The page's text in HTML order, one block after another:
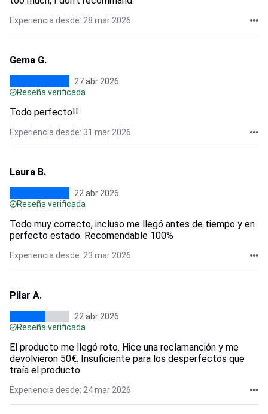
Experiencia desde: 28 mar 2026
Gema G.
27 abr 2026
Reseña verificada
Todo perfecto!!
Experiencia desde: 31 mar 2026
Laura B.
22 abr 2026
Reseña verificada
Todo muy correcto, incluso me llegó antes de tiempo y en
perfecto estado. Recomendable 100%
Experiencia desde: 23 mar 2026
Pilar A.
22 abr 2026
Reseña verificada
El producto me llegó roto. Hice una reclamanción y me
devolvieron 50€. Insuficiente para los desperfectos que
traía el producto.
Experiencia desde: 24 mar 2026